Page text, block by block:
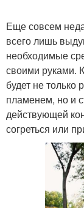
Еще совсем
всего лишь
необходимые
своими руками.
будет не
пламенем, но и
действующей
согреться или